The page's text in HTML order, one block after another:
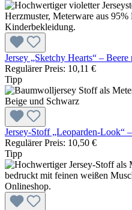
Jersey „Sketchy Hearts“ –
Regulärer Preis: 10,11 €
Tipp
Jersey-Stoff „Leoparden-Look“
Regulärer Preis: 10,50 €
Tipp